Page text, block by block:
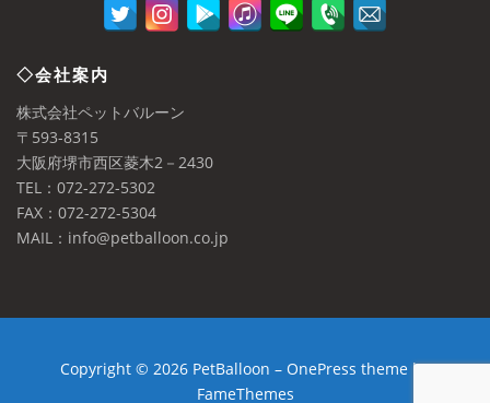
◇会社案内
株式会社ペットバルーン
〒593-8315
大阪府堺市西区菱木2－2430
TEL：072-272-5302
FAX：072-272-5304
MAIL：info@petballoon.co.jp
Copyright © 2026 PetBalloon – OnePress theme by
FameThemes